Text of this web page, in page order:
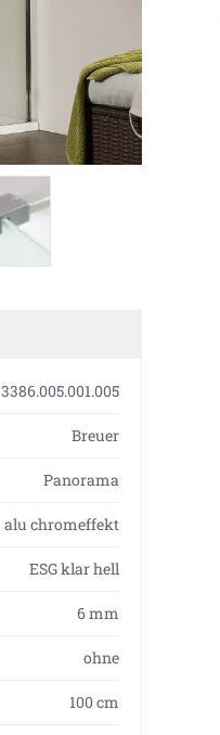
3386.005.001.005
Breuer
Panorama
alu chromeffekt
ESG klar hell
6 mm
ohne
100 cm